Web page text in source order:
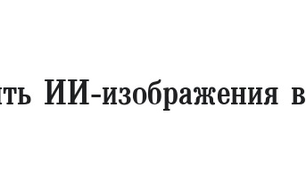
ИИ‑изображения в